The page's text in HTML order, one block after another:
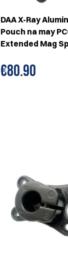
DAA X-Ray
Pouch na may
Extended Mag
€80.90